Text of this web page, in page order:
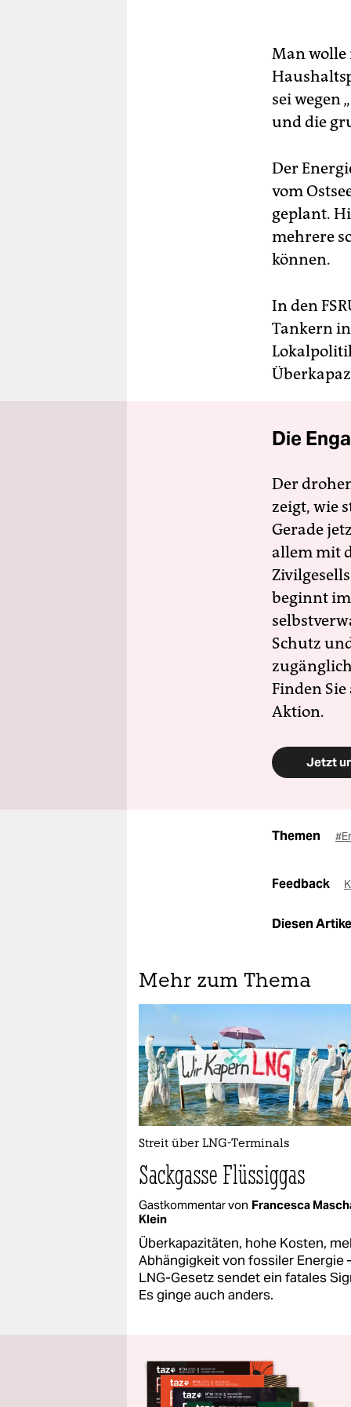
Man wolle
sei wegen
und die
Der
vom
geplant.
mehrere
können.
In den
Tankern
Die
Der
zeigt, wie
Gerade
allem mit
beginnt
Schutz
Finden
Aktion.
Jetzt
Themen
Feedback
Diesen
Mehr zum Thema
Streit über LNG-Terminals
Sackgasse Flüssiggas
Gastkommentar von Francesca
Klein
Überkapazitäten, hohe Kosten,
Abhängigkeit von fossiler Energie
LNG-Gesetz sendet ein fatales
Es ginge auch anders.